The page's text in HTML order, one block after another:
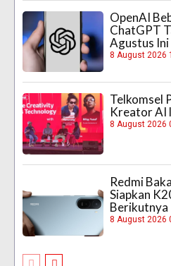
OpenAI
ChatGPT
Agustus Ini
8 August 2026
Telkomsel
Kreator AI
8 August 2026
Redmi
Siapkan
Berikutnya
8 August 2026